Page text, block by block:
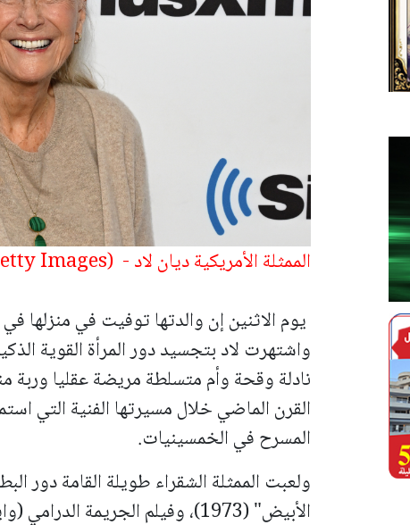
الممثلة الأمريكية ديان لاد - (Photo by Slaven Vlasic/Getty Images)
يوم الاثنين إن والدتها توفيت في منزلها في
واشتهرت لاد بتجسيد دور المرأة القوية
نادلة وقحة وأم متسلطة مريضة عقليا وربة
القرن الماضي خلال مسيرتها الفنية التي
المسرح في الخمسينيات.
ولعبت الممثلة الشقراء طويلة القامة دور